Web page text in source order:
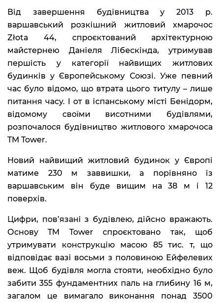
Від завершення будівництва у 2013 р.
варшавський розкішний житловий хмарочос
Złota 44, спроєктований архітектурною
майстернею Даніеля Лібескінда, утримував
першість у категорії найвищих житлових
будинків у Європейському Союзі. Уже певний
час було відомо, що втрата цього титулу – лише
питання часу. І от в іспанському місті Бенідорм,
відомому своїми висотними будівлями,
розпочалося будівництво житлового хмарочоса
TM Tower.
Новий найвищий житловий будинок у Європі
матиме 230 м заввишки, а порівняно із
варшавським він буде вищим на 38 м і 12
поверхів.
Цифри, пов’язані з будівлею, дійсно вражають.
Основу TM Tower спроєктовано так, щоб
утримувати конструкцію масою 85 тис. т, що
відповідає вазі восьми з половиною Ейфелевих
веж. Щоб будівля могла стояти, необхідно було
забити 355 фундаментних паль на глибину 16 м,
загалом це вимагало виконання понад 3500